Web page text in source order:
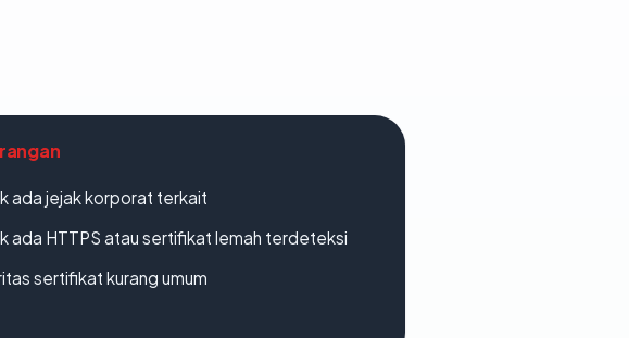
ada jejak korporat terkait
ada HTTPS atau sertifikat lemah terdeteksi
sertifikat kurang umum